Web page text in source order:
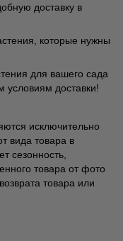
доставку в
которые нужны
для вашего сада
доставки!
исключительно
вида товара в
сезонность,
товара от фото
товара или